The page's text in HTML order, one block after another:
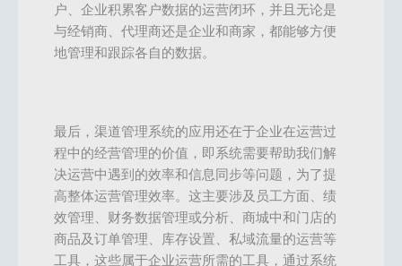
户、企业积累客户数据的运营闭环，并且无论是
与经销商、代理商还是企业和商家，都能够方便
地管理和跟踪各自的数据。
最后，渠道管理系统的应用还在于企业在运营过
程中的经营管理的价值，即系统需要帮助我们解
决运营中遇到的效率和信息同步等问题，为了提
高整体运营管理效率。这主要涉及员工方面、绩
效管理、财务数据管理或分析、商城中和门店的
商品及订单管理、库存设置、私域流量的运营等
工具，这些属于企业运营所需的工具，通过系统